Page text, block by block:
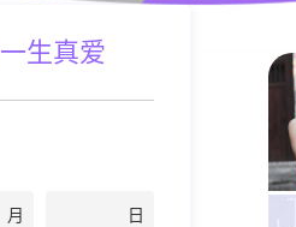
：大专
呢？曾经幻想过另一半的样子，朦胧而亲切
生真爱
月 日